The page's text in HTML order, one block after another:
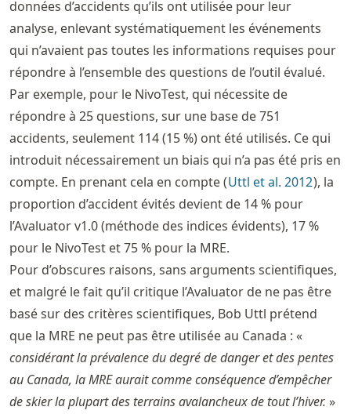
données d’accidents qu’ils ont utilisée pour leur
analyse, enlevant systématiquement les événements
qui n’avaient pas toutes les informations requises pour
répondre à l’ensemble des questions de l’outil évalué.
Par exemple, pour le NivoTest, qui nécessite de
répondre à 25 questions, sur une base de 751
accidents, seulement 114 (15 %) ont été utilisés. Ce qui
introduit nécessairement un biais qui n’a pas été pris en
compte. En prenant cela en compte (Uttl et al. 2012), la
proportion d’accident évités devient de 14 % pour
l’Avaluator v1.0 (méthode des indices évidents), 17 %
pour le NivoTest et 75 % pour la MRE.
Pour d’obscures raisons, sans arguments scientifiques,
et malgré le fait qu’il critique l’Avaluator de ne pas être
basé sur des critères scientifiques, Bob Uttl prétend
que la MRE ne peut pas être utilisée au Canada : «
considérant la prévalence du degré de danger et des pentes
au Canada, la MRE aurait comme conséquence d’empêcher
de skier la plupart des terrains avalancheux de tout l’hiver. »